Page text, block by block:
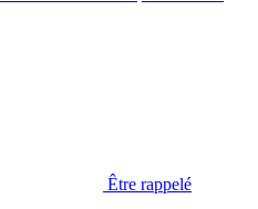
Être rappelé